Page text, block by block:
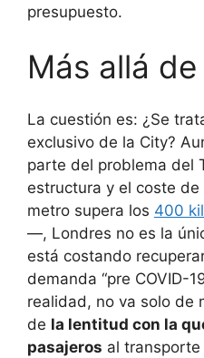
presupuesto.
Más allá
La cuestión es: ¿Se
exclusivo de la City?
parte del problema del
estructura y el coste
metro supera los 400
—, Londres no es la
está costando
demanda “pre COVID-
realidad, no va solo de
de la lentitud con la
pasajeros al